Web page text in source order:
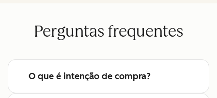
Perguntas frequentes
O que é intenção de compra?